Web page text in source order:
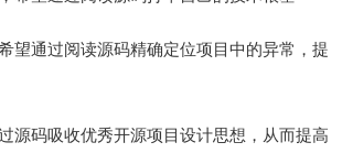
望通过阅读源码精确定位项目中的异常，提
源码吸收优秀开源项目设计思想，从而提高